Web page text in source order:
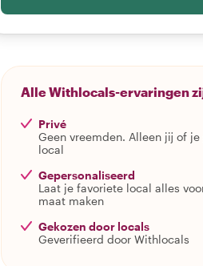
Alle Withlocals-ervaringen
Privé
Geen vreemden. Alleen jij of
local
Gepersonaliseerd
Laat je favoriete local alles
maat maken
Gekozen door locals
Geverifieerd door Withlocals